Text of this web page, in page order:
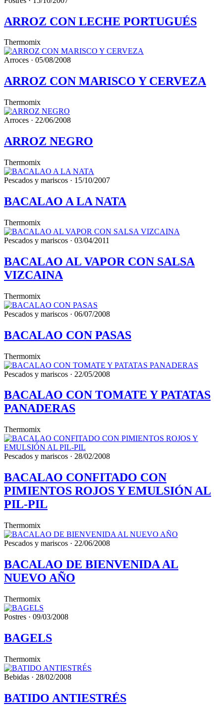
ARROZ CON LECHE PORTUGUÉS
Thermomix
Arroces · 05/08/2008
ARROZ CON MARISCO Y CERVEZA
Thermomix
Arroces · 22/06/2008
ARROZ NEGRO
Thermomix
Pescados y mariscos · 15/10/2007
BACALAO A LA NATA
Thermomix
Pescados y mariscos · 03/04/2011
BACALAO AL VAPOR CON SALSA
VIZCAINA
Thermomix
Pescados y mariscos · 06/07/2008
BACALAO CON PASAS
Thermomix
Pescados y mariscos · 22/05/2008
BACALAO CON TOMATE Y PATATAS
PANADERAS
Thermomix
Pescados y mariscos · 28/02/2008
BACALAO CONFITADO CON
PIMIENTOS ROJOS Y EMULSIÓN AL
PIL-PIL
Thermomix
Pescados y mariscos · 22/06/2008
BACALAO DE BIENVENIDA AL
NUEVO AÑO
Thermomix
Postres · 09/03/2008
BAGELS
Thermomix
Bebidas · 28/02/2008
BATIDO ANTIESTRÉS